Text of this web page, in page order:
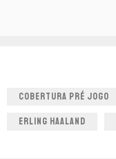
COBERTURA PRÉ JOGO
ERLING HAALAND